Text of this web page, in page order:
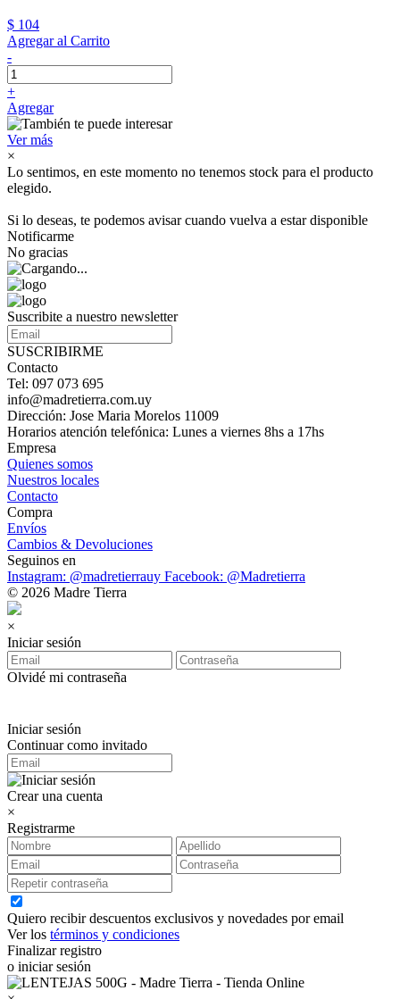
$ 104
Agregar al Carrito
-
+
Agregar
Ver más
×
Lo sentimos, en este momento no tenemos stock para el producto
elegido.
Si lo deseas, te podemos avisar cuando vuelva a estar disponible
Notificarme
No gracias
Suscribite a nuestro newsletter
SUSCRIBIRME
Contacto
Tel: 097 073 695
info@madretierra.com.uy
Dirección: Jose Maria Morelos 11009
Horarios atención telefónica: Lunes a viernes 8hs a 17hs
Empresa
Quienes somos
Nuestros locales
Contacto
Compra
Envíos
Cambios & Devoluciones
Seguinos en
Instagram: @madretierrauy Facebook: @Madretierra
© 2026 Madre Tierra
×
Iniciar sesión
Olvidé mi contraseña
Iniciar sesión
Continuar como invitado
Crear una cuenta
×
Registrarme
Quiero recibir descuentos exclusivos y novedades por email
Ver los términos y condiciones
Finalizar registro
o iniciar sesión